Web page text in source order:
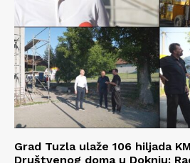
Grad Tuzla ulaže 106 hiljada
Društvenog doma u Doknju: